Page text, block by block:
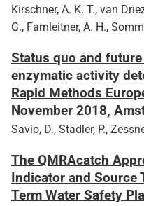
Kirschner, A. K. T., van
G., Farnleitner, A. H.,
Status quo and
enzymatic activity
Rapid Methods
November 2018,
Savio, D., Stadler, P.,
The QMRAcatch
Indicator and Source
Term Water Safety